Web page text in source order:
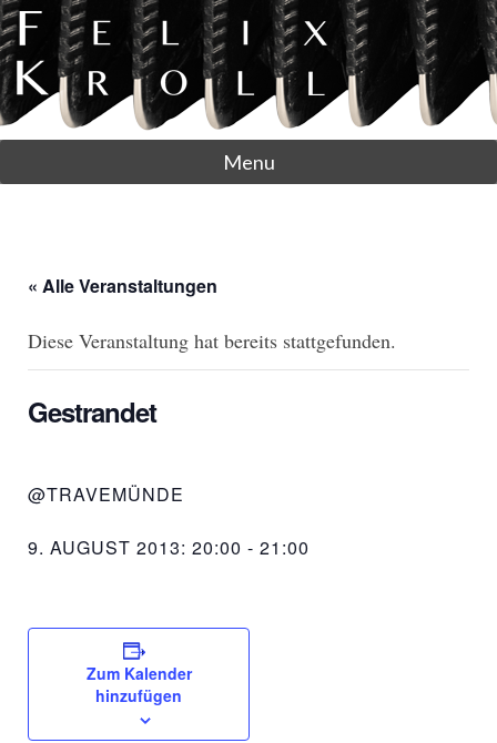
Menu
« Alle Veranstaltungen
Diese Veranstaltung hat bereits stattgefunden.
Gestrandet
@TRAVEMÜNDE
9. AUGUST 2013: 20:00 - 21:00
Zum Kalender
hinzufügen